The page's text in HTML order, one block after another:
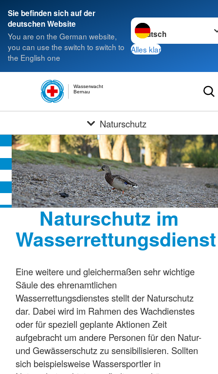
Sie befinden sich auf der
deutschen Website
You are on the German website,
you can use the switch to switch to
the English one
Sprache wechseln zu
Alles klar
Bernau
Wasserwacht
Naturschutz
Naturschutz im
Wasserrettungsdienst
Eine weitere und gleichermaßen sehr wichtige
Säule des ehrenamtlichen
Wasserrettungsdienstes stellt der Naturschutz
dar. Dabei wird im Rahmen des Wachdienstes
oder für speziell geplante Aktionen Zeit
aufgebracht um andere Personen für den Natur-
und Gewässerschutz zu sensibilisieren. Sollten
sich beispielsweise Wassersportler in